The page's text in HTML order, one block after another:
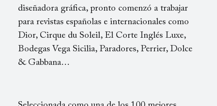
diseñadora gráfica, pronto comenzó a trabajar
para revistas españolas e internacionales como
Dior, Cirque du Soleil, El Corte Inglés Luxe,
Bodegas Vega Sicilia, Paradores, Perrier, Dolce
& Gabbana…